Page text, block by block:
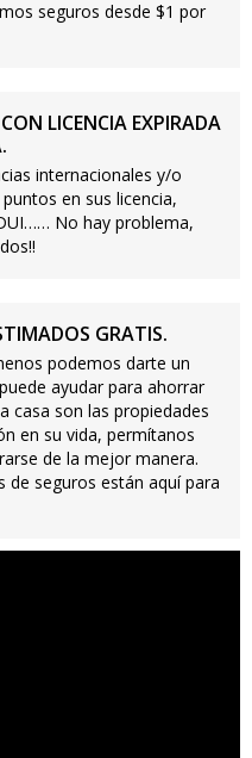
seguros desde $1 por
LICENCIA EXPIRADA
internacionales y/o
en sus licencia,
No hay problema,
GRATIS.
podemos darte un
ayudar para ahorrar
casa son las propiedades
en su vida, permítanos
de la mejor manera.
de seguros están aquí para